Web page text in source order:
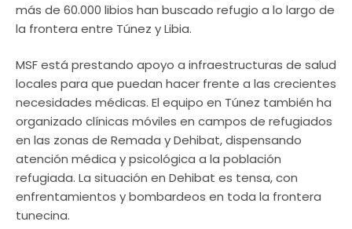
más de 60.000 libios han buscado refugio a lo largo de
la frontera entre Túnez y Libia.
MSF está prestando apoyo a infraestructuras de salud
locales para que puedan hacer frente a las crecientes
necesidades médicas. El equipo en Túnez también ha
organizado clínicas móviles en campos de refugiados
en las zonas de Remada y Dehibat, dispensando
atención médica y psicológica a la población
refugiada. La situación en Dehibat es tensa, con
enfrentamientos y bombardeos en toda la frontera
tunecina.